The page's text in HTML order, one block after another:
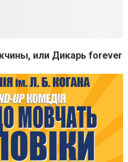
или Дикарь forever